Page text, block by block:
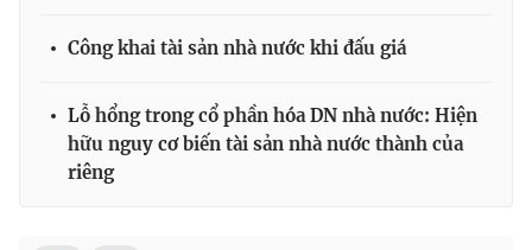
Cơ quan chủ quản:Đài Truyền hình Việt Nam
Giấy phép hoạt động báo in và báo điện tử số 483/GP-BTTTT
cấp ngày 29/12/2023
Tổng Biên tập:
Công khai tài sản nhà nước khi đấu giá
Lỗ hổng trong cổ phần hóa DN nhà nước: Hiện
hữu nguy cơ biến tài sản nhà nước thành của
riêng